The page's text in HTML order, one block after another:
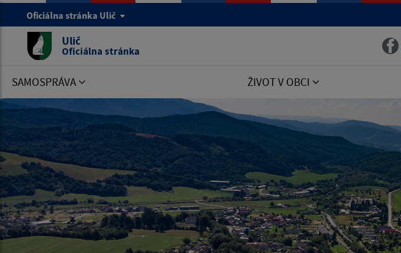
Oficiálna stránka Ulič
Ulič
Oficiálna stránka
SAMOSPRÁVA ŽIVOT V OBCI